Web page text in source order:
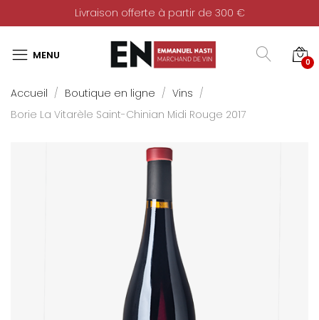
Livraison offerte à partir de 300 €
0
Accueil Boutique en ligne
Vins
Borie La Vitarèle Saint-Chinian Midi Rouge 2017